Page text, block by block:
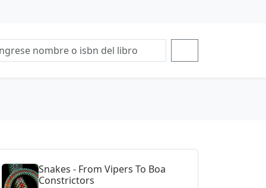
Snakes - From Vipers To Boa
Constrictors